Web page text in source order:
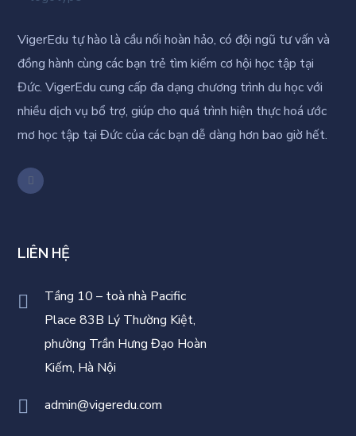
VigerEdu tự hào là cầu nối hoàn hảo, có đội ngũ tư vấn và
đồng hành cùng các bạn trẻ tìm kiếm cơ hội học tập tại
Đức. VigerEdu cung cấp đa dạng chương trình du học với
nhiều dịch vụ bổ trợ, giúp cho quá trình hiện thực hoá ước
mơ học tập tại Đức của các bạn dễ dàng hơn bao giờ hết.
LIÊN HỆ
Tầng 10 – toà nhà Pacific
Place 83B Lý Thường Kiệt,
phường Trần Hưng Đạo Hoàn
Kiếm, Hà Nội
admin@vigeredu.com